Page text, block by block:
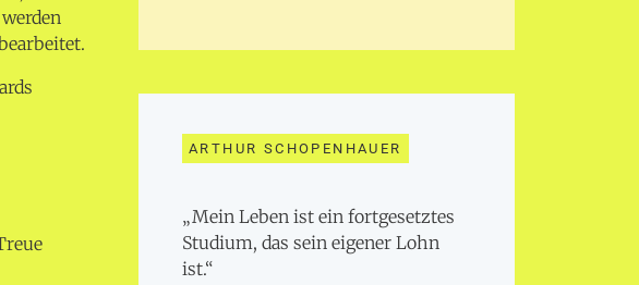
ARTHUR SCHOPENHAUER
„Mein Leben ist ein fortgesetztes
Studium, das sein eigener Lohn
ist.“